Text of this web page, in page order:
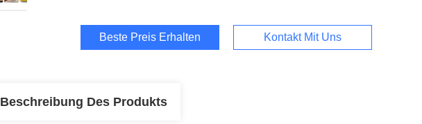
Beste Preis Erhalten Kontakt Mit Uns
Beschreibung Des Produkts